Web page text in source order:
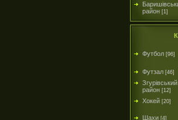
район [1]
Футбол [96]
Футзал [46]
Згурівський
район [12]
Хокей [20]
Шахи [4]